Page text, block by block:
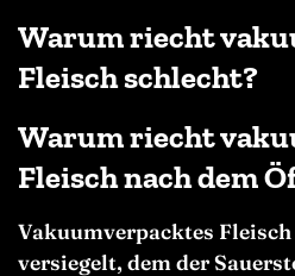
Warum riecht
Fleisch schlecht?
Warum riecht
Fleisch nach dem
Vakuumverpacktes
versiegelt, dem der